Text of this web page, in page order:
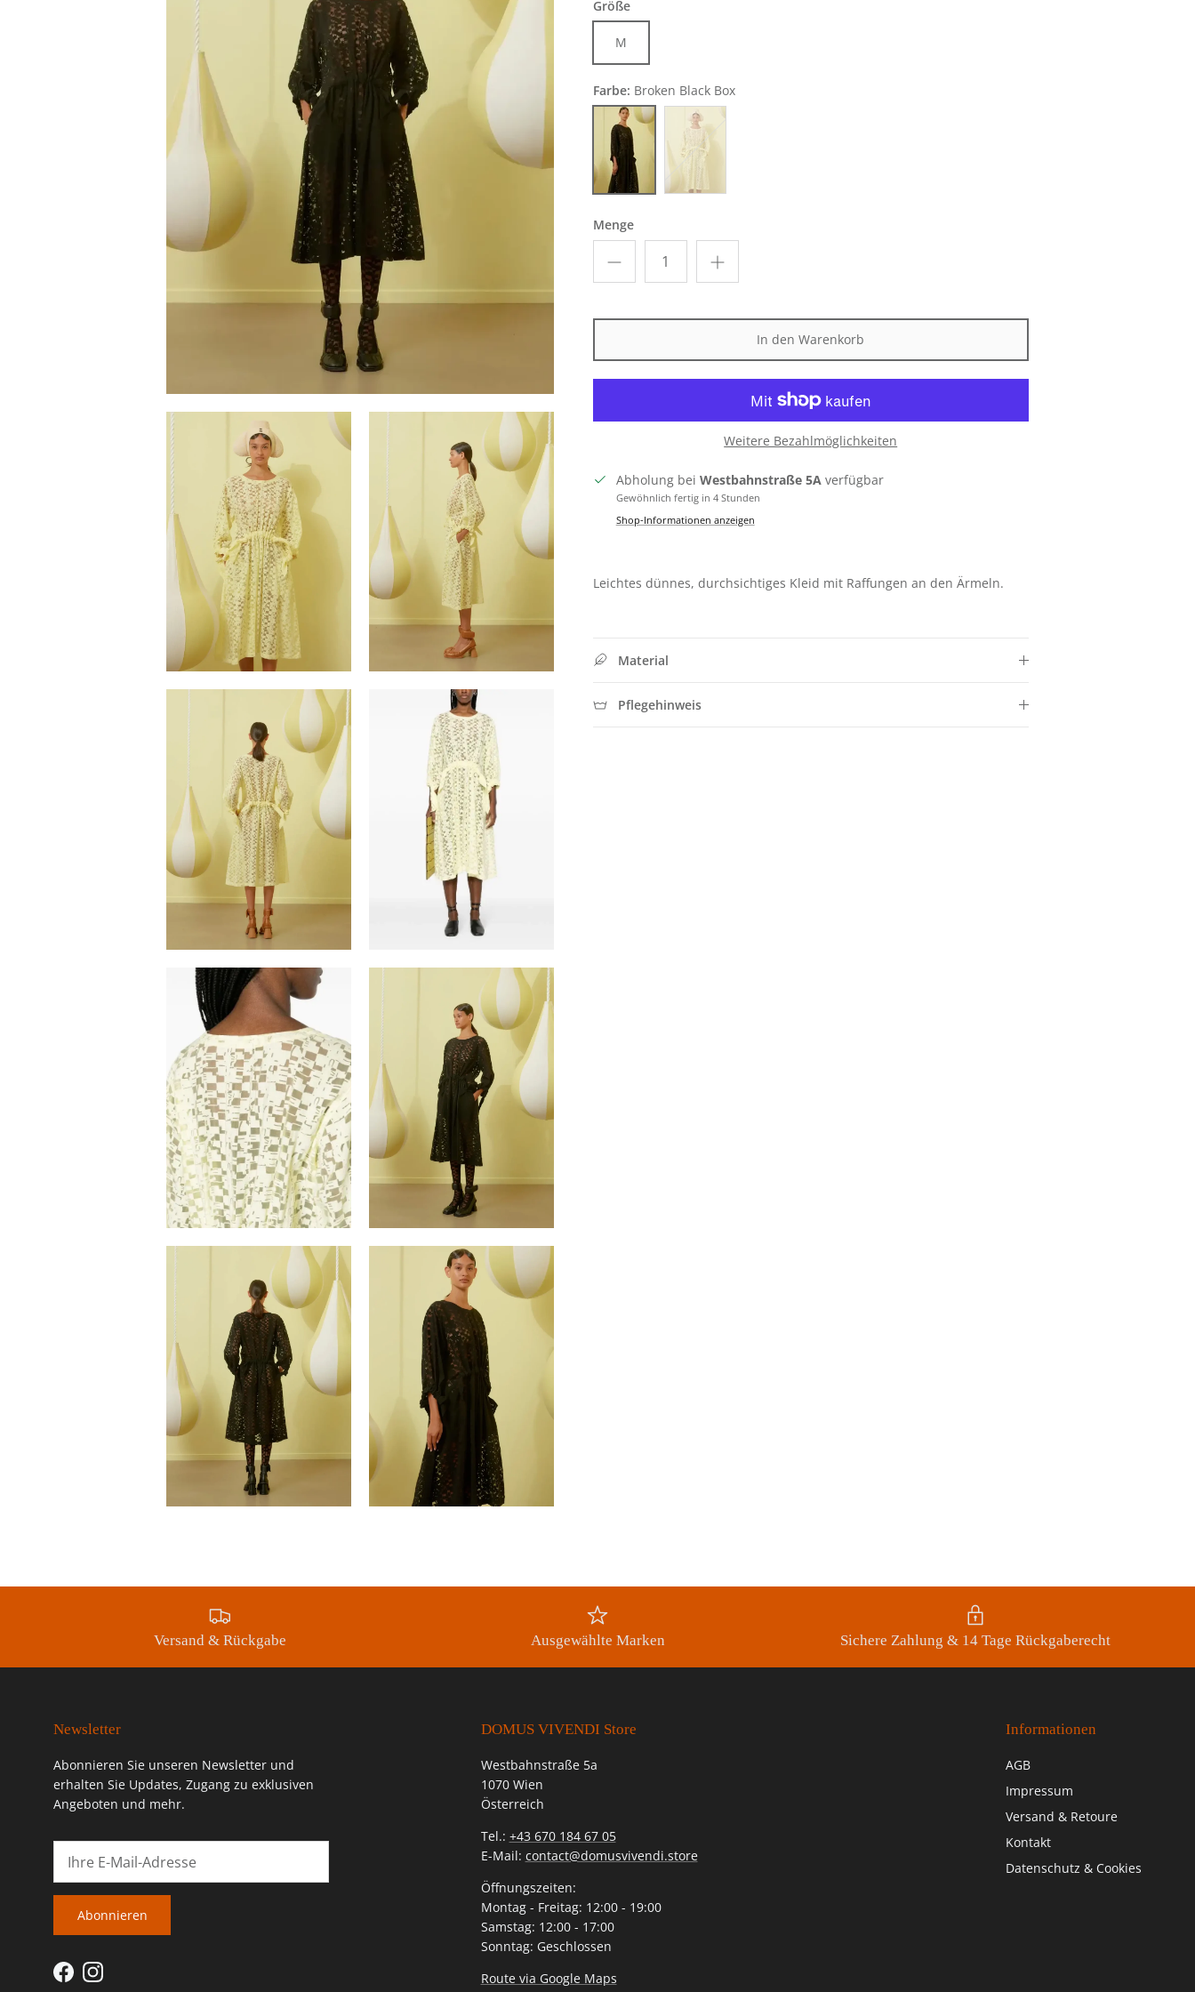
Größe
M
Farbe: Broken Black Box
Broken Black Box
Menge
In den Warenkorb
Weitere Bezahlmöglichkeiten
Abholung bei Westbahnstraße 5Averfügbar
Gewöhnlich fertig in 4 Stunden
Shop-Informationen anzeigen
Leichtes dünnes, durchsichtiges Kleid mit Raffungen an den Ärmeln.
Material
Pflegehinweis
Versand & Rückgabe Ausgewählte Marken Sichere Zahlung & 14 Tage Rückgaberecht
Newsletter
Abonnieren Sie unseren Newsletter und
erhalten Sie Updates, Zugang zu exklusiven
Angeboten und mehr.
Abonnieren
FacebookInstagram
DOMUS VIVENDI Store
Westbahnstraße 5a
1070 Wien
Österreich
Tel.: +43 670 184 67 05
E-Mail: contact@domusvivendi.store
Öffnungszeiten:
Montag - Freitag: 12:00 - 19:00
Samstag: 12:00 - 17:00
Sonntag: Geschlossen
Route via Google Maps
Informationen
AGB
Impressum
Versand & Retoure
Kontakt
Datenschutz & Cookies
SIGN UP FOR 10% OFF
Jetzt Newsletter abonnieren und exklusive Angebote erhalten